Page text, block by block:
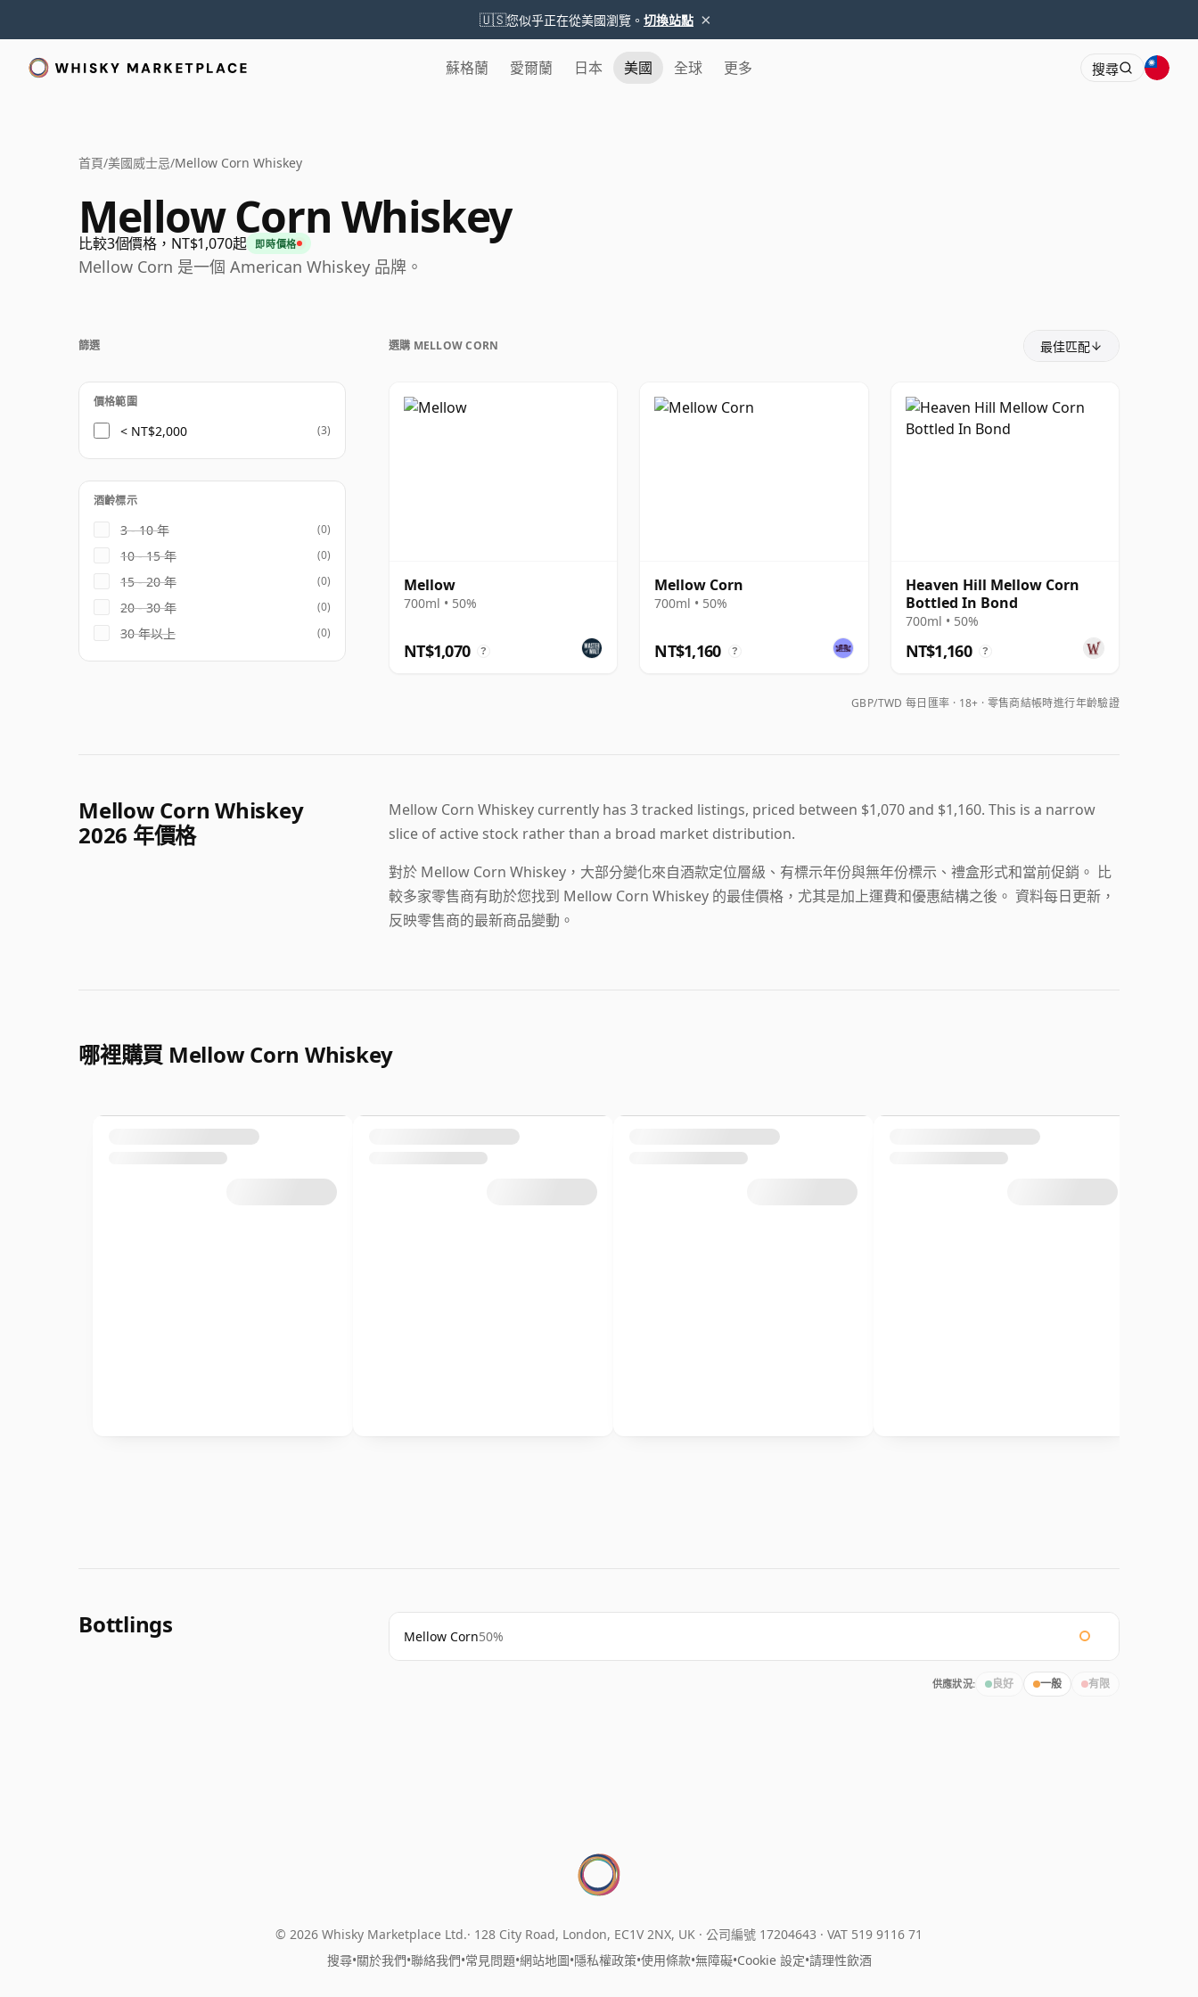
🇺🇸您似乎正在從美國瀏覽。 切換站點 ×
蘇格蘭 愛爾蘭 日本 美國 全球 更多 搜尋
首頁/美國威士忌/Mellow Corn Whiskey
Mellow Corn Whiskey
比較3個價格，NT$1,070起 即時價格
Mellow Corn 是一個 American Whiskey 品牌。
選購 MELLOW CORN 最佳匹配
Mellow
700ml • 50%
NT$1,070 ?
Mellow Corn
700ml • 50%
NT$1,160 ?
Heaven Hill Mellow Corn
Bottled In Bond
700ml • 50%
NT$1,160 ?
GBP/TWD 每日匯率 18+ · 零售商結帳時進行年齡驗證
篩選
價格範圍
< NT$2,000 (3)
酒齡標示
3 - 10 年 (0)
10 - 15 年 (0)
15 - 20 年 (0)
20 - 30 年 (0)
30 年以上 (0)
Mellow Corn Whiskey
2026 年價格
Mellow Corn Whiskey currently has 3 tracked listings, priced between $1,070 and $1,160. This is a narrow
slice of active stock rather than a broad market distribution.
對於 Mellow Corn Whiskey，大部分變化來自酒款定位層級、有標示年份與無年份標示、禮盒形式和當前促銷。 比
較多家零售商有助於您找到 Mellow Corn Whiskey 的最佳價格，尤其是加上運費和優惠結構之後。 資料每日更新，
反映零售商的最新商品變動。
哪裡購買 Mellow Corn Whiskey
Bottlings Mellow Corn50%
供應狀況: 良好 一般 有限
© 2026 Whisky Marketplace Ltd. 128 City Road, London, EC1V 2NX, UK · 公司編號 17204643 · VAT 519 9116 71
搜尋•關於我們•聯絡我們•常見問題•網站地圖•隱私權政策•使用條款•無障礙•Cookie 設定•請理性飲酒